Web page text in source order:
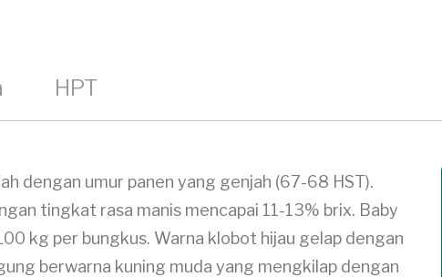
HPT
dengan umur panen yang genjah (67-68 HST).
tingkat rasa manis mencapai 11-13% brix. Baby
kg per bungkus. Warna klobot hijau gelap dengan
berwarna kuning muda yang mengkilap dengan